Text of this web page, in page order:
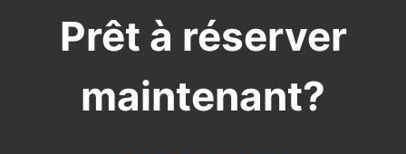
Prêt à réserver
maintenant?